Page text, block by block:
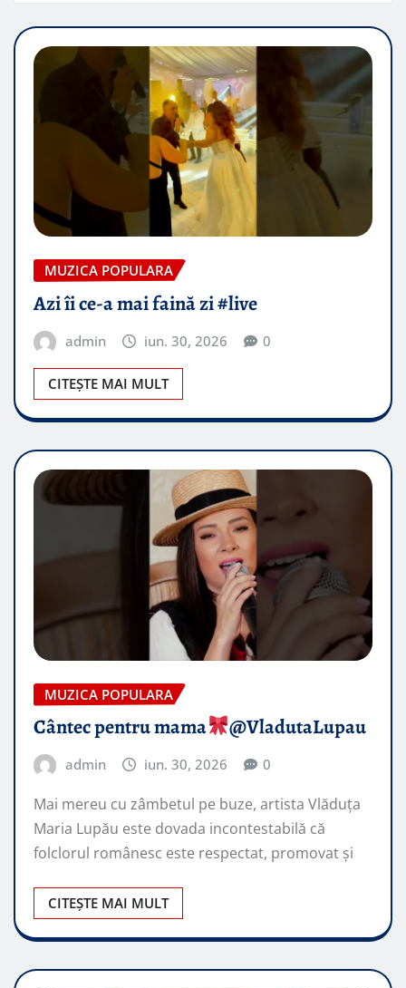
MUZICA POPULARA
Azi îi ce-a mai faină zi #live
admin iun. 30, 2026 0
CITEȘTE MAI MULT
MUZICA POPULARA
Cântec pentru mama ​@VladutaLupau
admin iun. 30, 2026 0
Mai mereu cu zâmbetul pe buze, artista Vlăduța
Maria Lupău este dovada incontestabilă că
folclorul românesc este respectat, promovat şi
CITEȘTE MAI MULT